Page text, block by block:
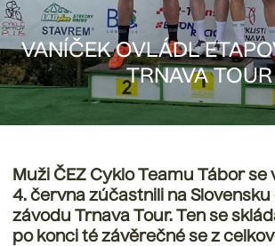
VANÍČEK OVLÁDL
TRNAVA TOUR
Muži ČEZ Cyklo Teamu Tábor se
4. června zúčastnili na
závodu Trnava Tour. Ten se
po konci té závěrečné se z